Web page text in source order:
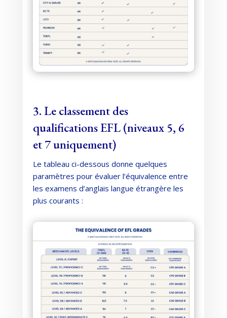
3. Le classement des
qualifications EFL (niveaux 5, 6
et 7 uniquement)
Le tableau ci-dessous donne quelques
paramètres pour évaluer l’équivalence entre
les examens d’anglais langue étrangère les
plus courants :